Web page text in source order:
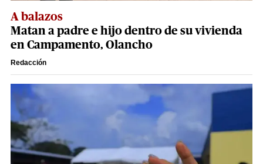
A balazos
Matan a padre e hijo dentro de su vivienda
en Campamento, Olancho
Redacción